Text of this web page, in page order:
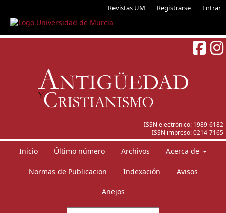
Revistas UM Registrarse Entrar
ISSN electrónico: 1989-6182
ISSN impreso:0214-7165
Inicio Último número Archivos Acerca de
Normas de Publicacion Indexación Avisos
Anejos